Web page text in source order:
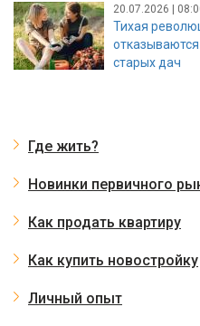
20.07.2026 |
Тихая
старых дач
Где жить?
Новинки первичного
Как продать квартиру
Как купить новостройку
Личный опыт